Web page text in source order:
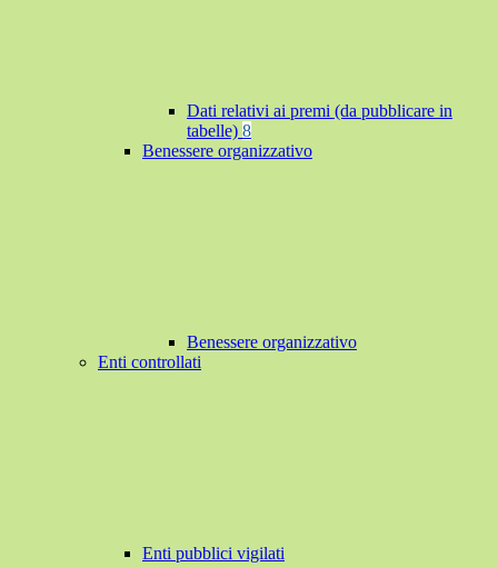
Dati relativi ai premi (da pubblicare in
tabelle) 8
Benessere organizzativo
Benessere organizzativo
Enti controllati
Enti pubblici vigilati